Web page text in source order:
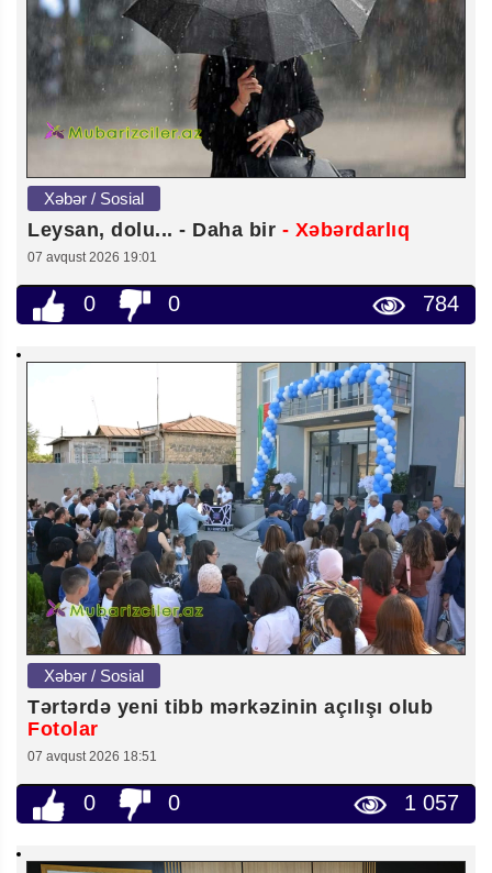
Xəbər / Sosial
Leysan, dolu... - Daha bir - Xəbərdarlıq
07 avqust 2026 19:01
0 0 784
Xəbər / Sosial
Tərtərdə yeni tibb mərkəzinin açılışı olub
Fotolar
07 avqust 2026 18:51
0 0 1 057